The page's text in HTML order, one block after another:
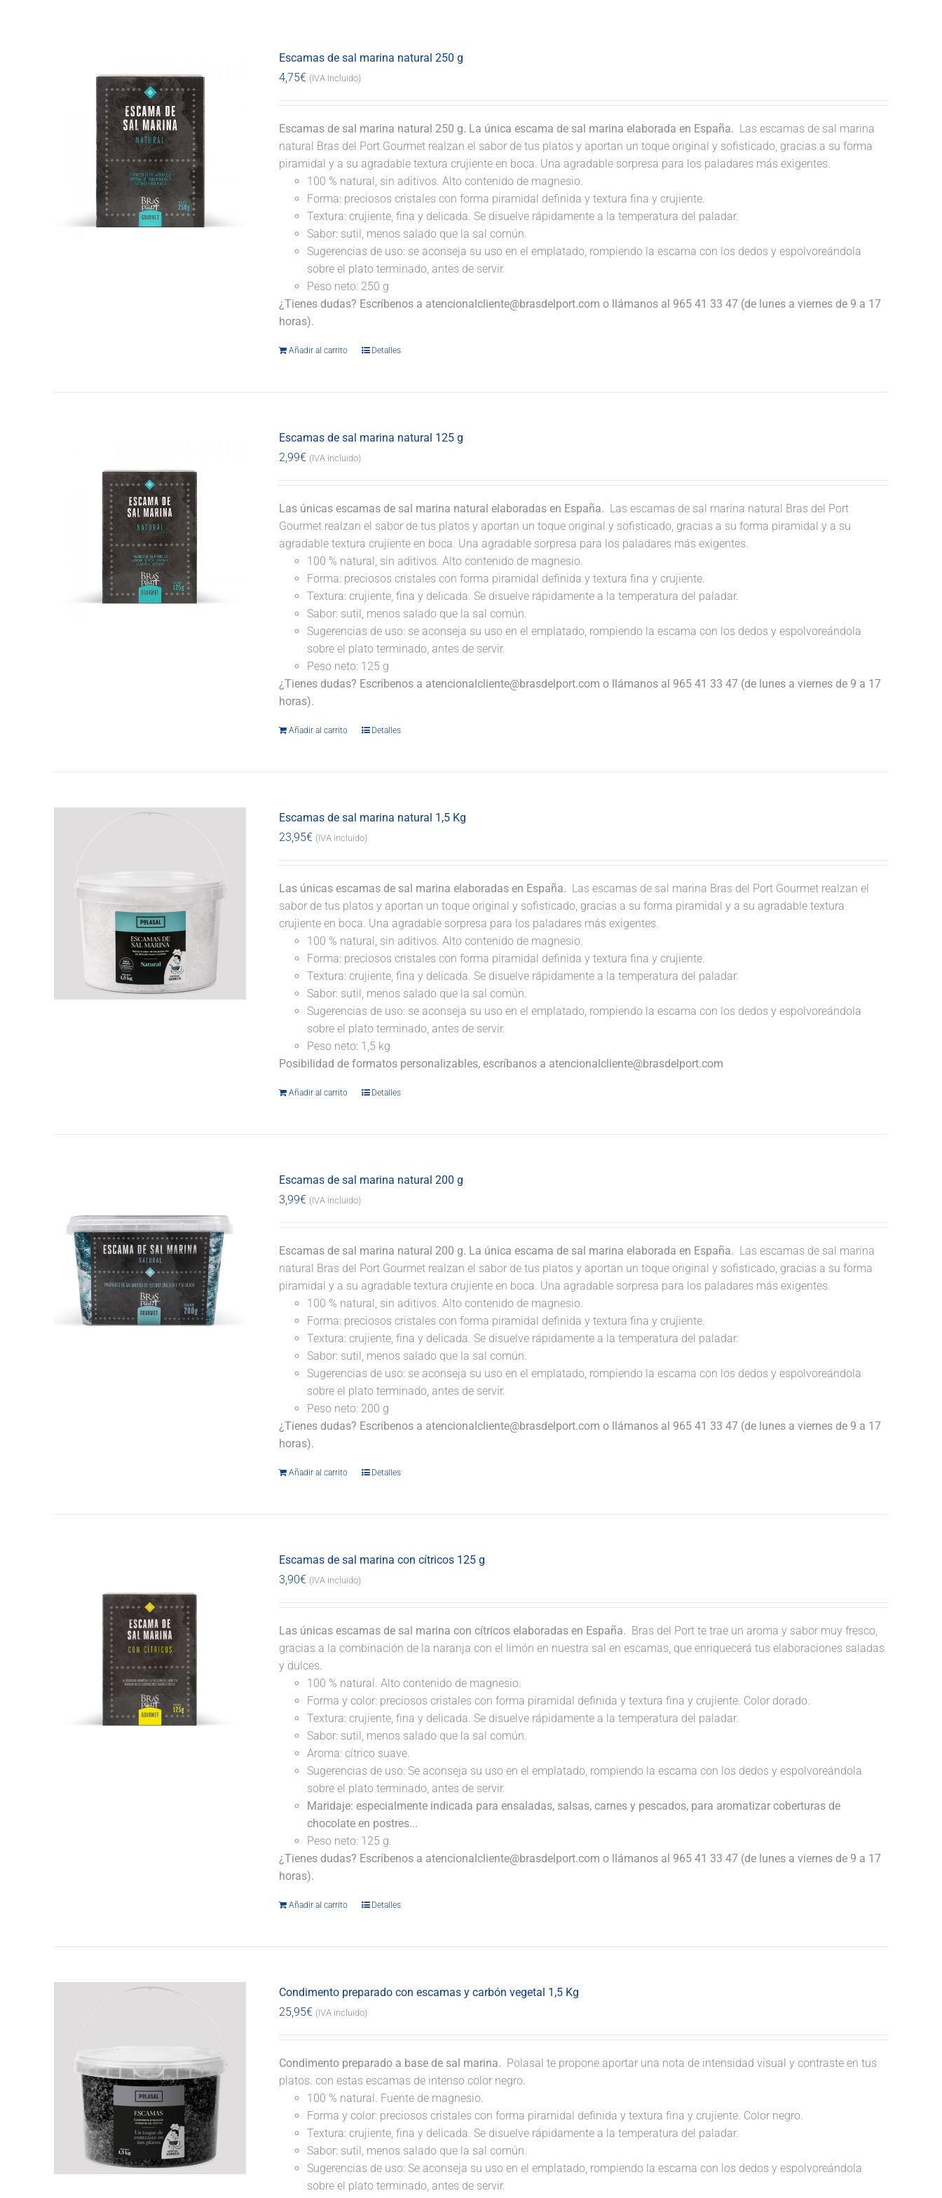
Escamas de sal marina natural 250 g
4,75€ (IVA incluido)
Escamas de sal marina natural 250 g. La única escama de sal marina elaborada en España. Las escamas de sal marina
natural Bras del Port Gourmet realzan el sabor de tus platos y aportan un toque original y sofisticado, gracias a su forma
piramidal y a su agradable textura crujiente en boca. Una agradable sorpresa para los paladares más exigentes.
100 % natural, sin aditivos. Alto contenido de magnesio.
Forma: preciosos cristales con forma piramidal definida y textura fina y crujiente.
Textura: crujiente, fina y delicada. Se disuelve rápidamente a la temperatura del paladar.
Sabor: sutil, menos salado que la sal común.
Sugerencias de uso: se aconseja su uso en el emplatado, rompiendo la escama con los dedos y espolvoreándola
sobre el plato terminado, antes de servir.
Peso neto: 250 g
¿Tienes dudas? Escríbenos a atencionalcliente@brasdelport.com o llámanos al 965 41 33 47 (de lunes a viernes de 9 a 17
horas).
Añadir al carrito Detalles
Escamas de sal marina natural 125 g
2,99€ (IVA incluido)
Las únicas escamas de sal marina natural elaboradas en España. Las escamas de sal marina natural Bras del Port
Gourmet realzan el sabor de tus platos y aportan un toque original y sofisticado, gracias a su forma piramidal y a su
agradable textura crujiente en boca. Una agradable sorpresa para los paladares más exigentes.
100 % natural, sin aditivos. Alto contenido de magnesio.
Forma: preciosos cristales con forma piramidal definida y textura fina y crujiente.
Textura: crujiente, fina y delicada. Se disuelve rápidamente a la temperatura del paladar.
Sabor: sutil, menos salado que la sal común.
Sugerencias de uso: se aconseja su uso en el emplatado, rompiendo la escama con los dedos y espolvoreándola
sobre el plato terminado, antes de servir.
Peso neto: 125 g
¿Tienes dudas? Escríbenos a atencionalcliente@brasdelport.com o llámanos al 965 41 33 47 (de lunes a viernes de 9 a 17
horas).
Añadir al carrito Detalles
Escamas de sal marina natural 1,5 Kg
23,95€ (IVA incluido)
Las únicas escamas de sal marina elaboradas en España. Las escamas de sal marina Bras del Port Gourmet realzan el
sabor de tus platos y aportan un toque original y sofisticado, gracias a su forma piramidal y a su agradable textura
crujiente en boca. Una agradable sorpresa para los paladares más exigentes.
100 % natural, sin aditivos. Alto contenido de magnesio.
Forma: preciosos cristales con forma piramidal definida y textura fina y crujiente.
Textura: crujiente, fina y delicada. Se disuelve rápidamente a la temperatura del paladar.
Sabor: sutil, menos salado que la sal común.
Sugerencias de uso: se aconseja su uso en el emplatado, rompiendo la escama con los dedos y espolvoreándola
sobre el plato terminado, antes de servir.
Peso neto: 1,5 kg
Posibilidad de formatos personalizables, escríbanos a atencionalcliente@brasdelport.com
Añadir al carrito Detalles
Escamas de sal marina natural 200 g
3,99€ (IVA incluido)
Escamas de sal marina natural 200 g. La única escama de sal marina elaborada en España. Las escamas de sal marina
natural Bras del Port Gourmet realzan el sabor de tus platos y aportan un toque original y sofisticado, gracias a su forma
piramidal y a su agradable textura crujiente en boca. Una agradable sorpresa para los paladares más exigentes.
100 % natural, sin aditivos. Alto contenido de magnesio.
Forma: preciosos cristales con forma piramidal definida y textura fina y crujiente.
Textura: crujiente, fina y delicada. Se disuelve rápidamente a la temperatura del paladar.
Sabor: sutil, menos salado que la sal común.
Sugerencias de uso: se aconseja su uso en el emplatado, rompiendo la escama con los dedos y espolvoreándola
sobre el plato terminado, antes de servir.
Peso neto: 200 g
¿Tienes dudas? Escríbenos a atencionalcliente@brasdelport.com o llámanos al 965 41 33 47 (de lunes a viernes de 9 a 17
horas).
Añadir al carrito Detalles
Escamas de sal marina con cítricos 125 g
3,90€ (IVA incluido)
Las únicas escamas de sal marina con cítricos elaboradas en España. Bras del Port te trae un aroma y sabor muy fresco,
gracias a la combinación de la naranja con el limón en nuestra sal en escamas, que enriquecerá tus elaboraciones saladas
y dulces.
100 % natural. Alto contenido de magnesio.
Forma y color: preciosos cristales con forma piramidal definida y textura fina y crujiente. Color dorado.
Textura: crujiente, fina y delicada. Se disuelve rápidamente a la temperatura del paladar.
Sabor: sutil, menos salado que la sal común.
Aroma: cítrico suave.
Sugerencias de uso: Se aconseja su uso en el emplatado, rompiendo la escama con los dedos y espolvoreándola
sobre el plato terminado, antes de servir.
Maridaje: especialmente indicada para ensaladas, salsas, carnes y pescados, para aromatizar coberturas de
chocolate en postres...
Peso neto: 125 g.
¿Tienes dudas? Escríbenos a atencionalcliente@brasdelport.com o llámanos al 965 41 33 47 (de lunes a viernes de 9 a 17
horas).
Añadir al carrito Detalles
Condimento preparado con escamas y carbón vegetal 1,5 Kg
25,95€ (IVA incluido)
Condimento preparado a base de sal marina. Polasal te propone aportar una nota de intensidad visual y contraste en tus
platos. con estas escamas de intenso color negro.
100 % natural. Fuente de magnesio.
Forma y color: preciosos cristales con forma piramidal definida y textura fina y crujiente. Color negro.
Textura: crujiente, fina y delicada. Se disuelve rápidamente a la temperatura del paladar.
Sabor: sutil, menos salado que la sal común.
Sugerencias de uso: Se aconseja su uso en el emplatado, rompiendo la escama con los dedos y espolvoreándola
sobre el plato terminado, antes de servir.